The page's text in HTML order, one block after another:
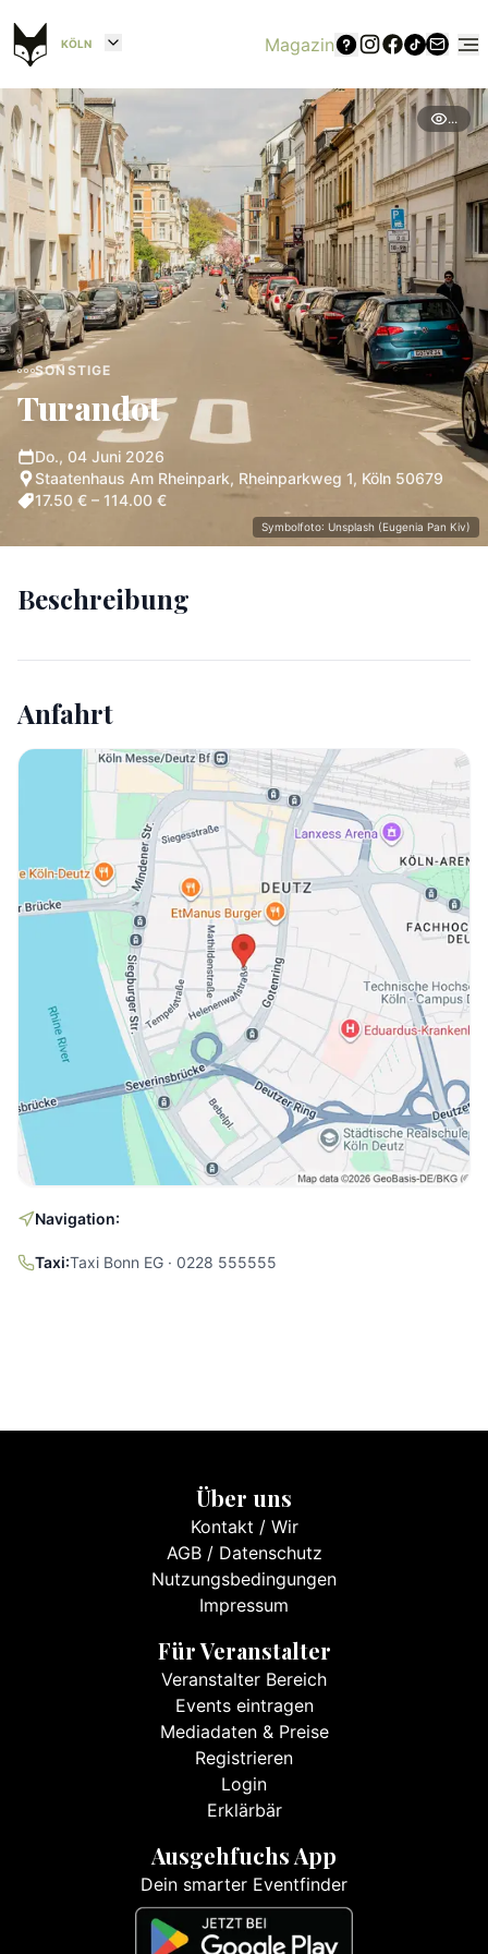
KÖLN Magazin
Symbolfoto: Unsplash (Eugenia Pan Kiv)
...
SONSTIGE
Turandot
Do., 04 Juni 2026
Staatenhaus Am Rheinpark, Rheinparkweg 1, Köln 50679
17.50 € – 114.00 €
Beschreibung
Anfahrt
Navigation:
Taxi:Taxi Bonn EG · 0228 555555
Über uns
Kontakt / Wir
AGB/ Datenschutz
Nutzungsbedingungen
Impressum
Für Veranstalter
Veranstalter Bereich
Events eintragen
Mediadaten & Preise
Registrieren
Login
Erklärbär
Ausgehfuchs App
Dein smarter Eventfinder